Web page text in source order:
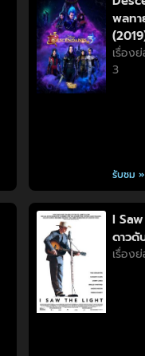
พลทา
เรื่อง
3
รับชม »
I
ดาวดั
เรื่อง